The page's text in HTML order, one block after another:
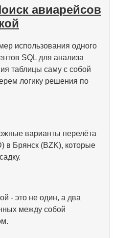
данных
авиарейсов
использования одного
SQL для анализа
таблицы саму с собой
логику решения по
варианты перелёта
в Брянск (BZK), которые
- это не один, а два
между собой